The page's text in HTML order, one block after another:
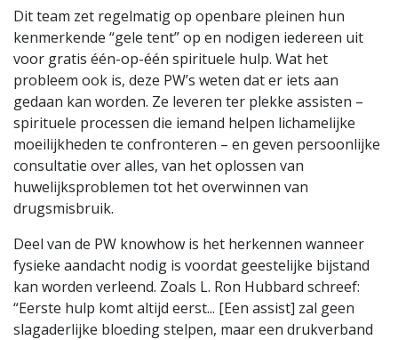
Dit team zet regelmatig op openbare pleinen hun
kenmerkende “gele tent” op en nodigen iedereen uit
voor gratis één-op-één spirituele hulp. Wat het
probleem ook is, deze PW’s weten dat er iets aan
gedaan kan worden. Ze leveren ter plekke assisten –
spirituele processen die iemand helpen lichamelijke
moeilijkheden te confronteren – en geven persoonlijke
consultatie over alles, van het oplossen van
huwelijksproblemen tot het overwinnen van
drugsmisbruik.
Deel van de PW knowhow is het herkennen wanneer
fysieke aandacht nodig is voordat geestelijke bijstand
kan worden verleend. Zoals L. Ron Hubbard schreef:
“Eerste hulp komt altijd eerst... [Een assist] zal geen
slagaderlijke bloeding stelpen, maar een drukverband